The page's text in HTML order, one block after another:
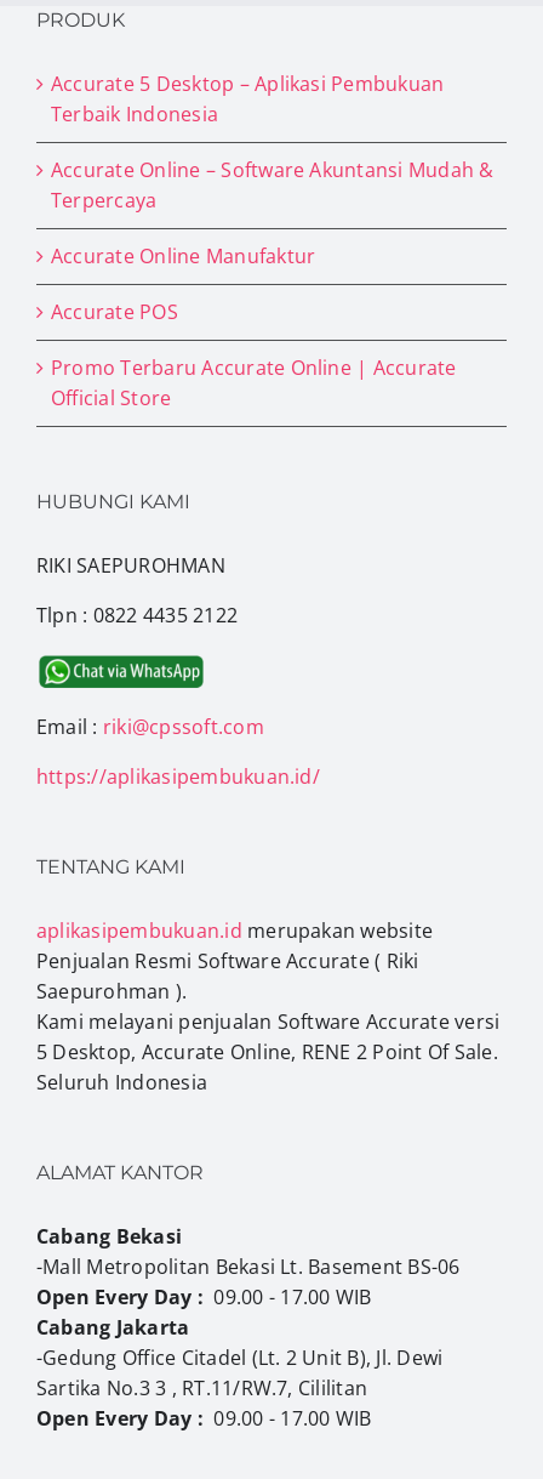
PRODUK
Accurate 5 Desktop – Aplikasi Pembukuan
Terbaik Indonesia
Accurate Online – Software Akuntansi Mudah &
Terpercaya
Accurate Online Manufaktur
Accurate POS
Promo Terbaru Accurate Online | Accurate
Official Store
HUBUNGI KAMI
RIKI SAEPUROHMAN
Tlpn : 0822 4435 2122
Email : riki@cpssoft.com
https://aplikasipembukuan.id/
TENTANG KAMI
aplikasipembukuan.id merupakan website
Penjualan Resmi Software Accurate ( Riki
Saepurohman ).
Kami melayani penjualan Software Accurate versi
5 Desktop, Accurate Online, RENE 2 Point Of Sale.
Seluruh Indonesia
ALAMAT KANTOR
Cabang Bekasi
-Mall Metropolitan Bekasi Lt. Basement BS-06
Open Every Day : 09.00 - 17.00 WIB
Cabang Jakarta
-Gedung Office Citadel (Lt. 2 Unit B), Jl. Dewi
Sartika No.3 3 , RT.11/RW.7, Cililitan
Open Every Day : 09.00 - 17.00 WIB